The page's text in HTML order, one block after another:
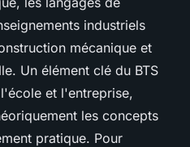
industriels
mécanique et
Un élément clé du BTS
et l'entreprise,
les concepts
pratique. Pour